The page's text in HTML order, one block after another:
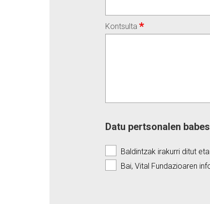
Kontsulta
Datu pertsonalen
Baldintzak irakurri ditut
Bai, Vital Fundazioaren